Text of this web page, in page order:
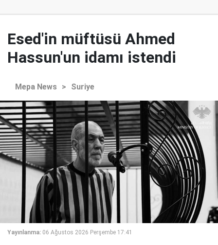
Esed'in müftüsü Ahmed
Hassun'un idamı istendi
Mepa News > Suriye
Yayınlanma: 06 Ağustos 2026 Perşembe 17:41